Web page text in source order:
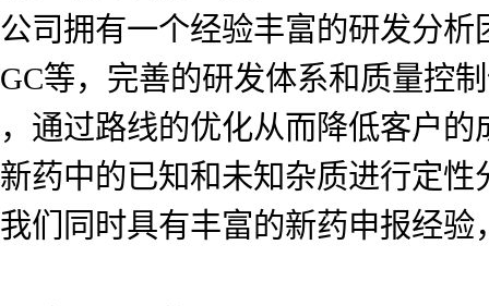
公司拥有一个经验丰富的研发分
GC等，完善的研发体系和质量控
，通过路线的优化从而降低客户
新药中的已知和未知杂质进行定性
我们同时具有丰富的新药申报经